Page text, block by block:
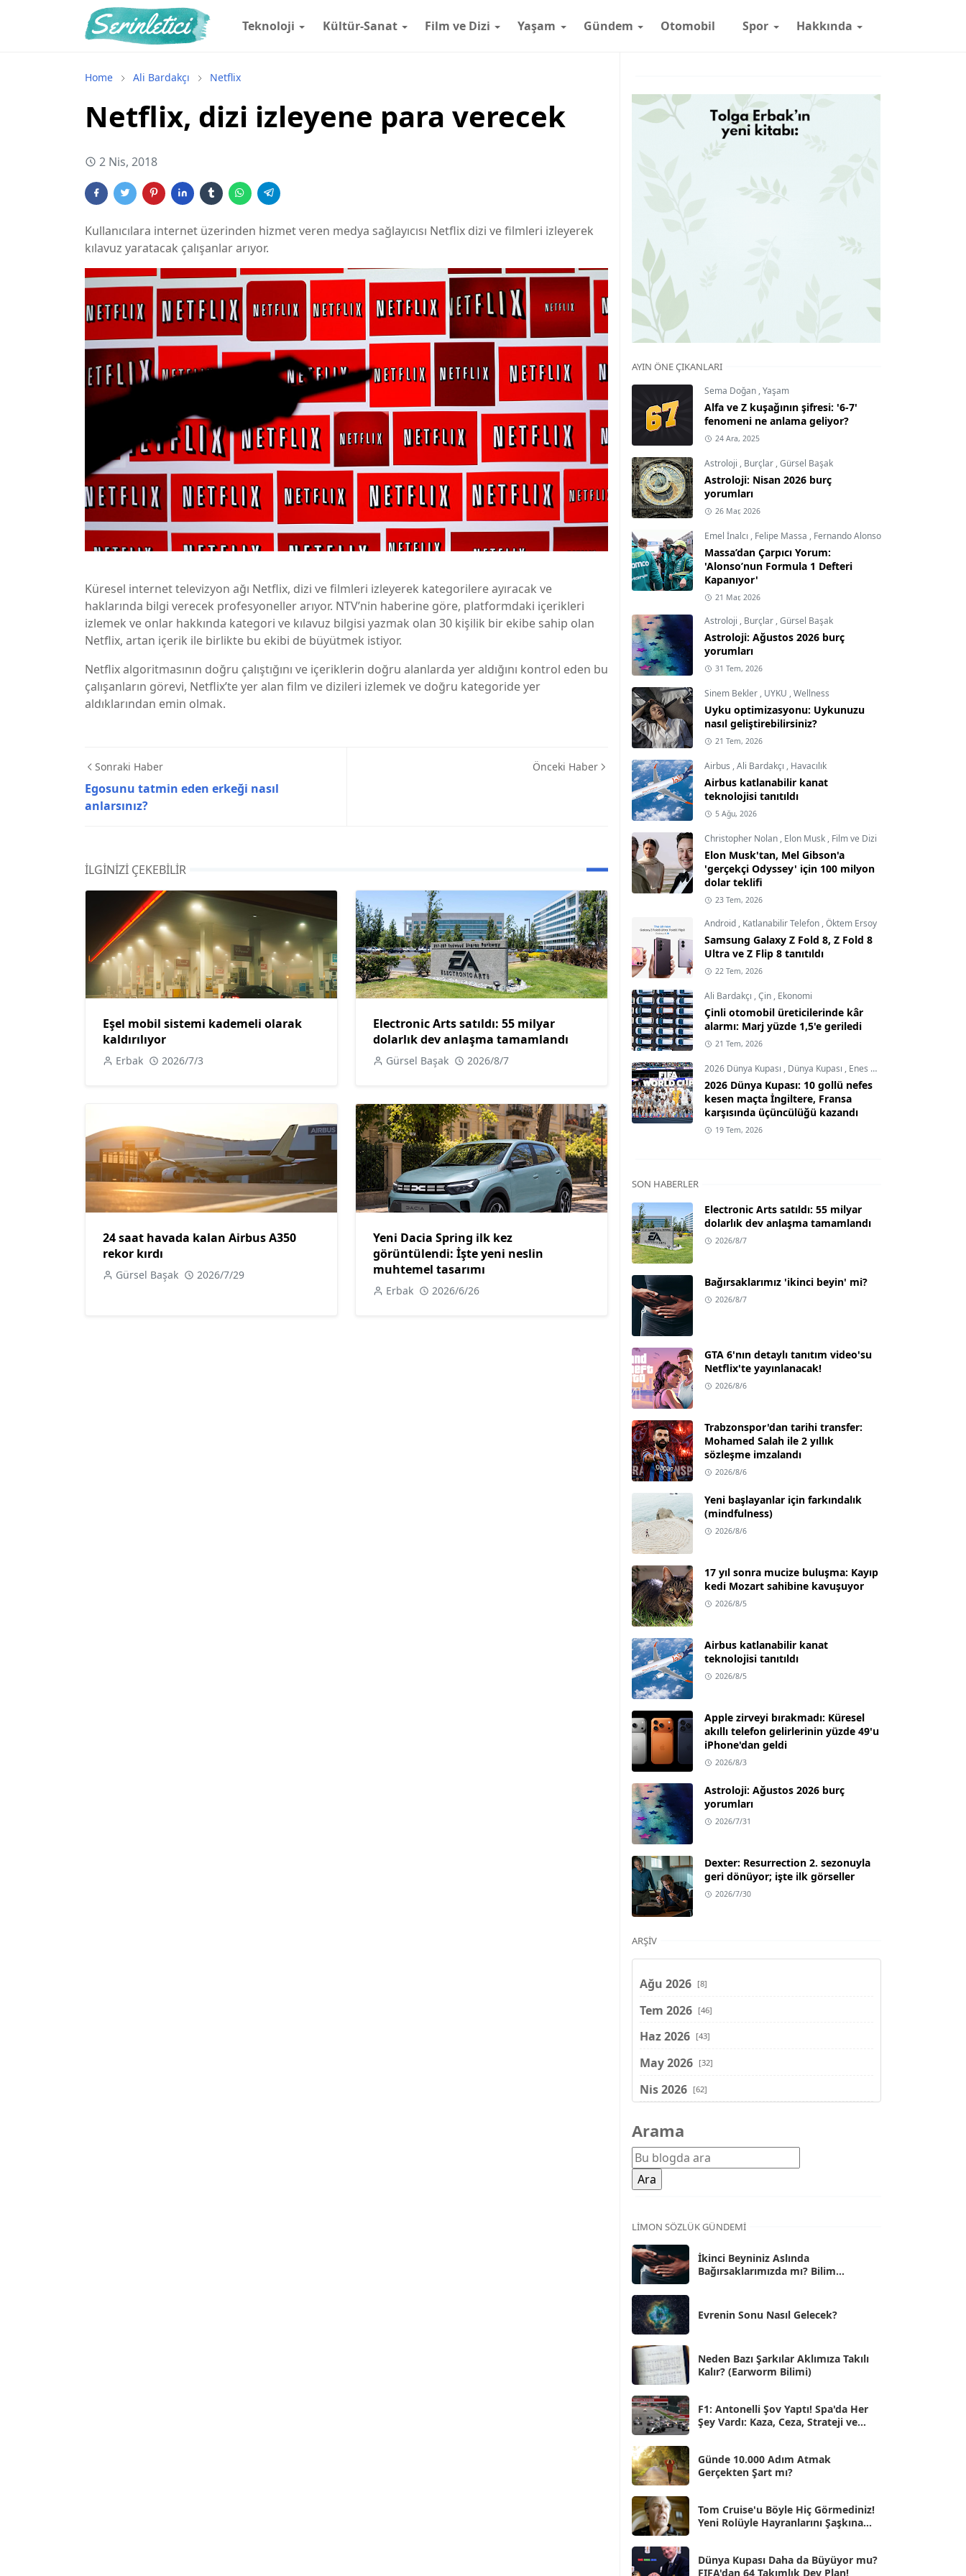
Teknoloji Kültür-Sanat Film ve Dizi Yaşam Gündem Otomobil Spor Hakkında
Home Ali Bardakçı Netflix
Netflix, dizi izleyene para verecek
2 Nis, 2018
Kullanıcılara internet üzerinden hizmet veren medya sağlayıcısı Netflix dizi ve filmleri izleyerek
kılavuz yaratacak çalışanlar arıyor.
Küresel internet televizyon ağı Netflix, dizi ve filmleri izleyerek kategorilere ayıracak ve
haklarında bilgi verecek profesyoneller arıyor. NTV’nin haberine göre, platformdaki içerikleri
izlemek ve onlar hakkında kategori ve kılavuz bilgisi yazmak olan 30 kişilik bir ekibe sahip olan
Netflix, artan içerik ile birlikte bu ekibi de büyütmek istiyor.
Netflix algoritmasının doğru çalıştığını ve içeriklerin doğru alanlarda yer aldığını kontrol eden bu
çalışanların görevi, Netflix’te yer alan film ve dizileri izlemek ve doğru kategoride yer
aldıklarından emin olmak.
Sonraki Haber
Egosunu tatmin eden erkeği nasıl
anlarsınız?
Önceki Haber
İLGINIZI ÇEKEBILIR
Eşel mobil sistemi kademeli olarak
kaldırılıyor
Erbak 2026/7/3
Electronic Arts satıldı: 55 milyar
dolarlık dev anlaşma tamamlandı
Gürsel Başak 2026/8/7
24 saat havada kalan Airbus A350
rekor kırdı
Gürsel Başak 2026/7/29
Yeni Dacia Spring ilk kez
görüntülendi: İşte yeni neslin
muhtemel tasarımı
Erbak 2026/6/26
AYIN ÖNE ÇIKANLARI
Sema Doğan ,Yaşam
Alfa ve Z kuşağının şifresi: '6-7'
fenomeni ne anlama geliyor?
24 Ara, 2025
Astroloji , Burçlar ,Gürsel Başak
Astroloji: Nisan 2026 burç
yorumları
26 Mar, 2026
Emel İnalcı , Felipe Massa , Fernando Alonso
Massa’dan Çarpıcı Yorum:
'Alonso’nun Formula 1 Defteri
Kapanıyor'
21 Mar, 2026
Astroloji , Burçlar ,Gürsel Başak
Astroloji: Ağustos 2026 burç
yorumları
31 Tem, 2026
Sinem Bekler , UYKU ,Wellness
Uyku optimizasyonu: Uykunuzu
nasıl geliştirebilirsiniz?
21 Tem, 2026
Airbus ,Ali Bardakçı , Havacılık
Airbus katlanabilir kanat
teknolojisi tanıtıldı
5 Ağu, 2026
Christopher Nolan , Elon Musk , Film ve Dizi
Elon Musk'tan, Mel Gibson'a
'gerçekçi Odyssey' için 100 milyon
dolar teklifi
23 Tem, 2026
Android , Katlanabilir Telefon ,Öktem Ersoy
Samsung Galaxy Z Fold 8, Z Fold 8
Ultra ve Z Flip 8 tanıtıldı
22 Tem, 2026
Ali Bardakçı ,Çin , Ekonomi
Çinli otomobil üreticilerinde kâr
alarmı: Marj yüzde 1,5'e geriledi
21 Tem, 2026
2026 Dünya Kupası , Dünya Kupası , Enes Demircioğlu
2026 Dünya Kupası: 10 gollü nefes
kesen maçta İngiltere, Fransa
karşısında üçüncülüğü kazandı
19 Tem, 2026
SON HABERLER
Electronic Arts satıldı: 55 milyar
dolarlık dev anlaşma tamamlandı
2026/8/7
Bağırsaklarımız 'ikinci beyin' mi?
2026/8/7
GTA 6'nın detaylı tanıtım video'su
Netflix'te yayınlanacak!
2026/8/6
Trabzonspor'dan tarihi transfer:
Mohamed Salah ile 2 yıllık
sözleşme imzalandı
2026/8/6
Yeni başlayanlar için farkındalık
(mindfulness)
2026/8/6
17 yıl sonra mucize buluşma: Kayıp
kedi Mozart sahibine kavuşuyor
2026/8/5
Airbus katlanabilir kanat
teknolojisi tanıtıldı
2026/8/5
Apple zirveyi bırakmadı: Küresel
akıllı telefon gelirlerinin yüzde 49'u
iPhone'dan geldi
2026/8/3
Astroloji: Ağustos 2026 burç
yorumları
2026/7/31
Dexter: Resurrection 2. sezonuyla
geri dönüyor; işte ilk görseller
2026/7/30
ARŞIV
Ağu 2026 [8]
Tem 2026 [46]
Haz 2026 [43]
May 2026 [32]
Nis 2026 [62]
Şub 2026
Oca 2026 [72]
Ara 2025
Kas 2025
Eki 2025
Eyl 2025 [56]
Ağu 2025
Tem 2025
Haz 2025
May 2025 [54]
Nis 2025 [56]
Mar 2025 [50]
Şub 2025 [57]
Oca 2025
Ara 2024 [25]
Kas 2024
Eki 2024 [46]
Arama
LIMON SÖZLÜK GÜNDEMI
İkinci Beyniniz Aslında
Bağırsaklarımızda mı? Bilim
Evrenin Sonu Nasıl Gelecek?
Neden Bazı Şarkılar Aklımıza Takılı
Kalır? (Earworm Bilimi)
F1: Antonelli Şov Yaptı! Spa'da Her
Şey Vardı: Kaza, Ceza, Strateji ve
Günde 10.000 Adım Atmak
Gerçekten Şart mı?
Tom Cruise'u Böyle Hiç Görmediniz!
Yeni Rolüyle Hayranlarını Şaşkına
Dünya Kupası Daha da Büyüyor mu?
FIFA'dan 64 Takımlık Dev Plan!